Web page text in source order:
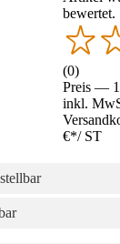
bewertet.
(0)
Preis —
inkl.
€*/ ST